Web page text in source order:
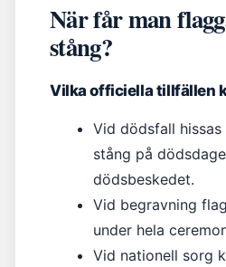
När får man
stång?
Vilka officiella tillfällen
Vid dödsfall
stång på
dödsbeskedet.
Vid begravning
under hela
Vid nationell sorg